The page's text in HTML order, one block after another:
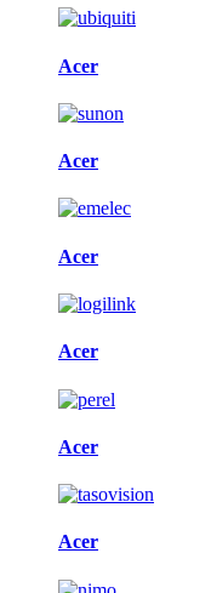
Acer
Acer
Acer
Acer
Acer
Acer